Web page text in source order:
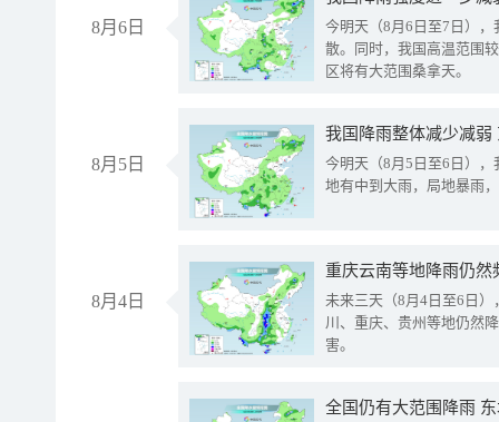
8月6日
今明天（8月6日至7日）
散。同时，我国高温范围
区将有大范围桑拿天。
8月5日
我国降雨整体减少减弱
今明天（8月5日至6日）
地有中到大雨，局地暴雨
8月4日
重庆云南等地降雨仍然
未来三天（8月4日至6日
川、重庆、贵州等地仍然
害。
全国仍有大范围降雨